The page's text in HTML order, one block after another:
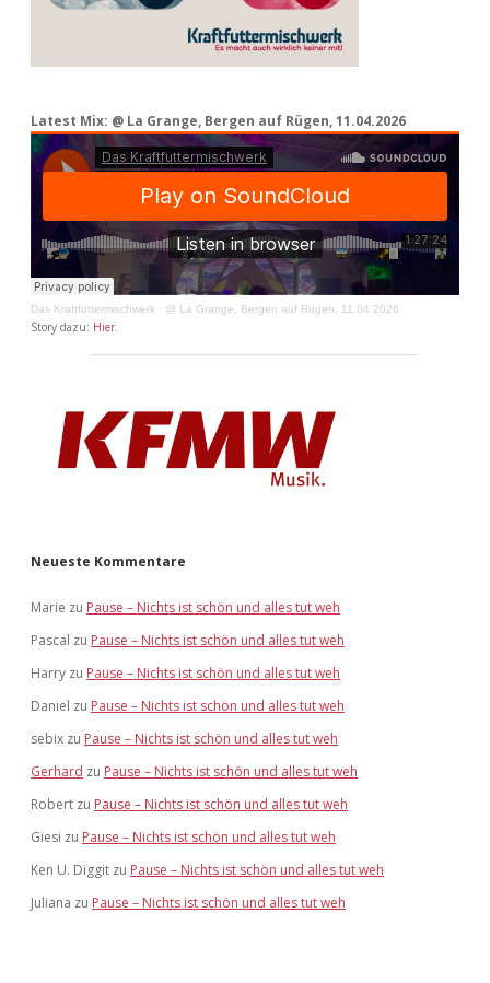
Latest Mix: @ La Grange, Bergen auf Rügen, 11.04.2026
Das Kraftfuttermischwerk · @ La Grange, Bergen auf Rügen, 11.04.2026
Story dazu: Hier
Neueste Kommentare
Marie zu Pause – Nichts ist schön und alles tut weh
Pascal zu Pause – Nichts ist schön und alles tut weh
Harry zu Pause – Nichts ist schön und alles tut weh
Daniel zu Pause – Nichts ist schön und alles tut weh
sebix zu Pause – Nichts ist schön und alles tut weh
Gerhard zu Pause – Nichts ist schön und alles tut weh
Robert zu Pause – Nichts ist schön und alles tut weh
Giesi zu Pause – Nichts ist schön und alles tut weh
Ken U. Diggit zu Pause – Nichts ist schön und alles tut weh
Juliana zu Pause – Nichts ist schön und alles tut weh